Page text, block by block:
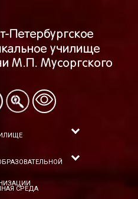
СРЕДА